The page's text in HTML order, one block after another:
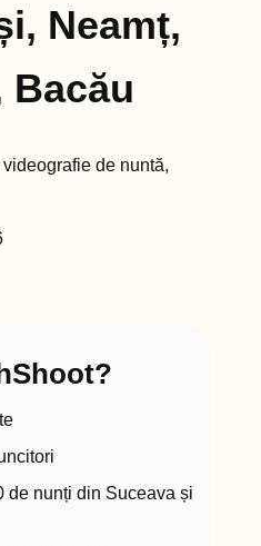
Neamț,
Bacău
de nuntă,
de nunți din Suceava și